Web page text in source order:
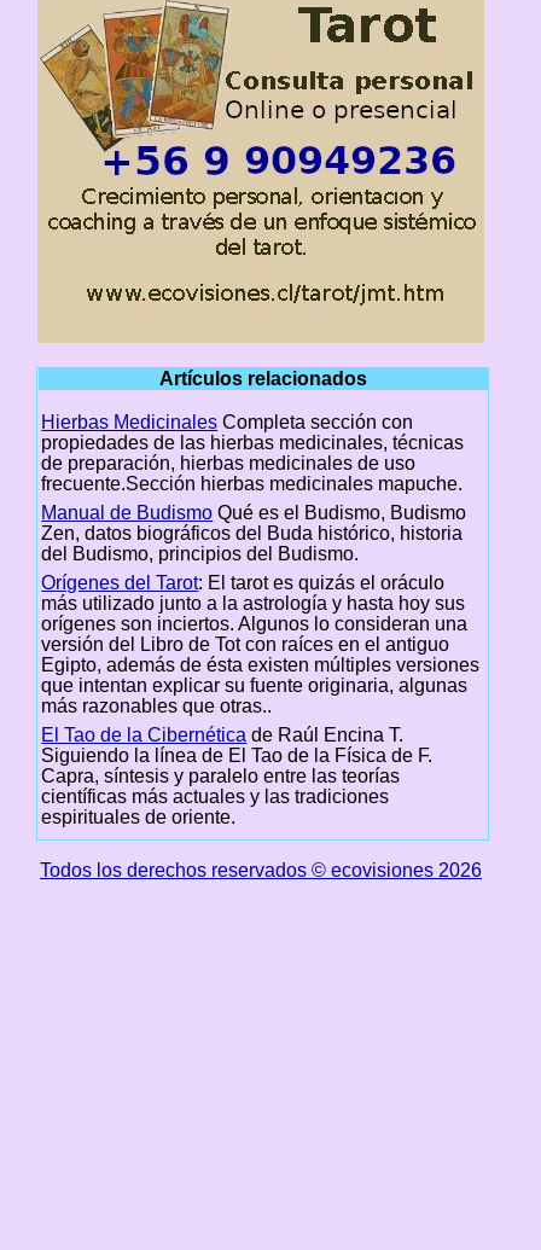
Artículos relacionados
Hierbas Medicinales Completa sección con
propiedades de las hierbas medicinales, técnicas
de preparación, hierbas medicinales de uso
frecuente.Sección hierbas medicinales mapuche.
Manual de Budismo Qué es el Budismo, Budismo
Zen, datos biográficos del Buda histórico, historia
del Budismo, principios del Budismo.
Orígenes del Tarot: El tarot es quizás el oráculo
más utilizado junto a la astrología y hasta hoy sus
orígenes son inciertos. Algunos lo consideran una
versión del Libro de Tot con raíces en el antiguo
Egipto, además de ésta existen múltiples versiones
que intentan explicar su fuente originaria, algunas
más razonables que otras..
El Tao de la Cibernética de Raúl Encina T.
Siguiendo la línea de El Tao de la Física de F.
Capra, síntesis y paralelo entre las teorías
científicas más actuales y las tradiciones
espirituales de oriente.
Todos los derechos reservados © ecovisiones 2026